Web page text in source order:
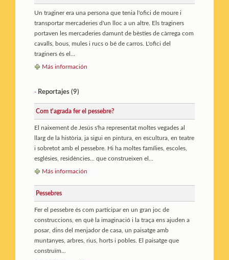
Un traginer era una persona que tenia l'ofici de moure i
transportar mercaderies d'un lloc a un altre. Els traginers
portaven les mercaderies damunt de bèsties de càrrega com
cavalls, bous, mules i rucs o bé de carros. L'ofici del
traginers és el...
Más información
- Reportajes (9)
Com t'agrada fer el pessebre?
El naixement de Jesús s'ha representat moltes vegades al
llarg de la història, ja sigui en pintura, en escultura, en teatre
i sobretot amb el pessebre. Hi ha moltes famílies, escoles,
esglésies, residències... que construeixen el...
Más información
Pessebres
Fer el pessebre és com participar en un gran joc de
construccions, en què la imaginació i la traça ens ajuden a
posar, dins del menjador de casa, un paisatge amb
muntanyes, arbres, rius, horts i pobles. El paisatge que
construïm...